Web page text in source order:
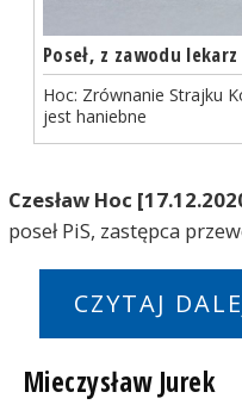
Poseł, z zawodu
Hoc: Zrównanie Strajku
jest haniebne
Czesław Hoc
poseł PiS, zastępca
CZYTAJ
Mieczysław Jurek